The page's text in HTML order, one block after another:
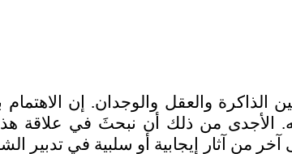
الذاكرة والعقل والوجدان. إن
من ذلك أن نبحثَ في علاقة هذه